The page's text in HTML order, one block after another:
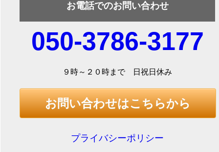
お電話でのお問い合わせ
050-3786-3177
９時～２０時まで 日祝日休み
お問い合わせはこちらから
プライバシーポリシー